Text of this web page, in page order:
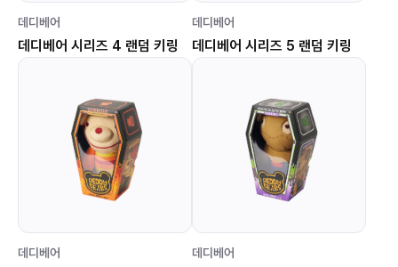
데디베어
데디베어 시리즈 4 랜덤 키링
데디베어
데디베어 시리즈 5 랜덤 키링
데디베어 데디베어